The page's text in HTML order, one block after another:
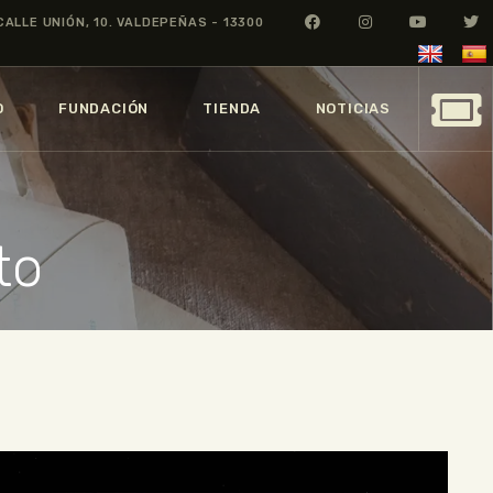
UNIÓN, 10. VALDEPEÑAS - 13300
FUNDACIÓN TIENDA NOTICIAS